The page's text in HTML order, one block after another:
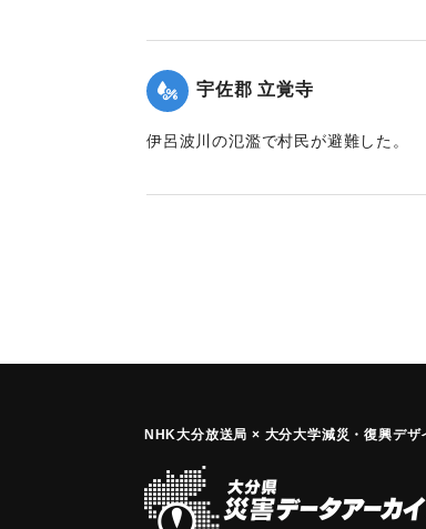
宇佐郡 立覚寺
伊呂波川の氾濫で村民が避難した。
｜固有コード:00174003
NHK大分放送局 × 大分大学減災 ・復興デザ